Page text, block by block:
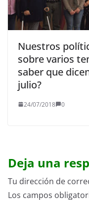
Nuestros
sobre varios
saber que
julio?
24/07/2018 0
Deja una
Tu dirección de
Los campos